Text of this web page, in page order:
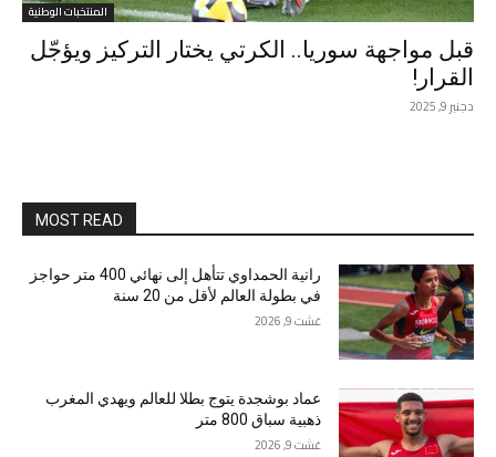
المنتخبات الوطنية
قبل مواجهة سوريا.. الكرتي يختار التركيز ويؤجّل
القرار!
دجنبر 9, 2025
MOST READ
رانية الحمداوي تتأهل إلى نهائي 400 متر حواجز
في بطولة العالم لأقل من 20 سنة
غشت 9, 2026
عماد بوشجدة يتوج بطلا للعالم ويهدي المغرب
ذهبية سباق 800 متر
غشت 9, 2026